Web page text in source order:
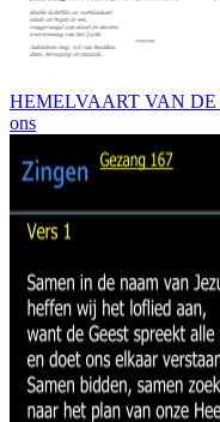
HEMELVAART VAN DE
ons